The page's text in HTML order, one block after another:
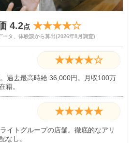
4.2点 ★★★★☆
タ、体験談から算出(2026年8月調査)
★★★★☆
過去最高時給:36,000円。月収100万
籍。
★★★★★
イトグループの店舗。徹底的なアリ
なし。